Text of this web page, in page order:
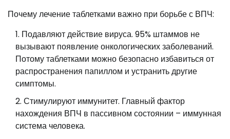
Почему лечение таблетками важно при борьбе с ВПЧ:
Подавляют действие вируса. 95% штаммов не
вызывают появление онкологических заболеваний.
Потому таблетками можно безопасно избавиться от
распространения папиллом и устранить другие
симптомы.
Стимулируют иммунитет. Главный фактор
нахождения ВПЧ в пассивном состоянии – иммунная
система человека.